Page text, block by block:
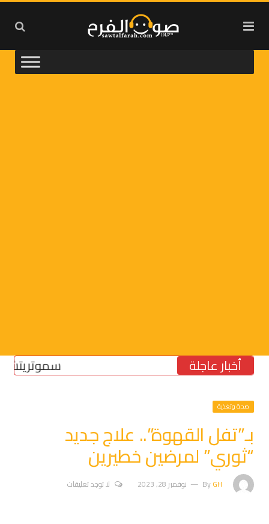
أخبار عاجلة سموتريتش:
صحة وتغذية
بـ”تفل القهوة”.. علاج جديد
“ثوري” لمرضين خطيرين
ByGH نوفمبر 28, 2023 لا توجد تعليقات